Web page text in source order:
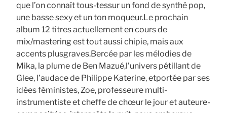
que l’on connaît tous-tes​ sur un fond de synthé pop,
une basse sexy et un ton moqueur.​ Le prochain
album 12 titres actuellement en cours de​
mix/mastering est tout aussi chipie, mais aux
accents plus​ graves.​ ​ Bercée par les mélodies de
Mika, la plume de Ben Mazué,​ l’univers pétillant de
Glee, l’audace de Philippe Katerine, et​ portée par ses
idées féministes, Zoe, professeure multi-​
instrumentiste et cheffe de chœur le jour et auteure-​